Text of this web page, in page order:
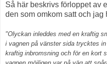
Så här beskrivs förloppet av
den som omkom satt och jag
"Olyckan inleddes med en kraftig
i vagnen på vänster sida trycktes
kraftig inbromsning och för en kort